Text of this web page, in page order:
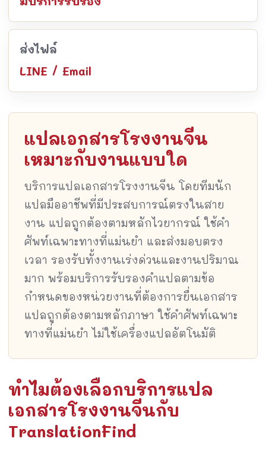
ส่งไฟล์
LINE / Email
แปลเอกสารโรงงานจีน
เหมาะกับงานแบบใด
บริการแปลเอกสารโรงงานจีน โดยทีมนัก
แปลมืออาชีพที่มีประสบการณ์ตรงในสาย
งาน แปลถูกต้องตามหลักไวยากรณ์ ใช้คำ
ศัพท์เฉพาะทางที่แม่นยำ และส่งมอบตรง
เวลา รองรับทั้งงานเร่งด่วนและงานปริมาณ
มาก พร้อมบริการรับรองคำแปลตามข้อ
กำหนดของหน่วยงานที่ต้องการยื่นเอกสาร
แปลถูกต้องตามหลักภาษา ใช้คำศัพท์เฉพาะ
ทางที่แม่นยำ ไม่ใช้เครื่องแปลอัตโนมัติ
ทำไมต้องเลือกบริการแปล
เอกสารโรงงานจีนกับ
TranslationFind